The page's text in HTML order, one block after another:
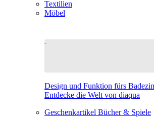
Textilien
Möbel
Design und Funktion fürs
Entdecke die Welt von diaqua
Geschenkartikel Bücher & Spiele